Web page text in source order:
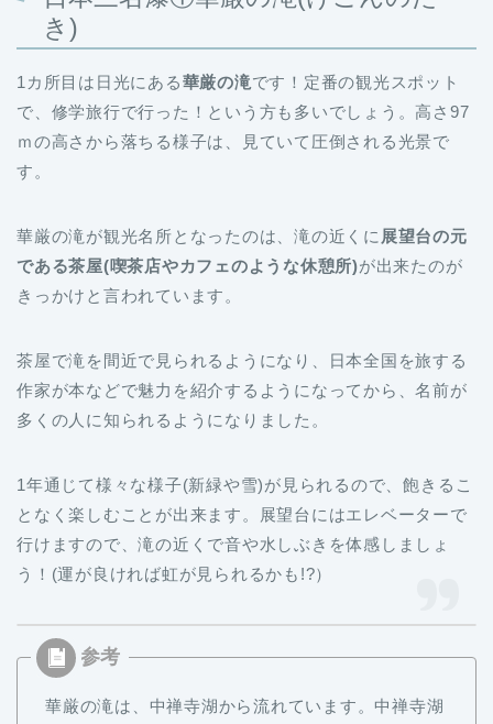
き)
1カ所目は日光にある華厳の滝です！定番の観光スポット
で、修学旅行で行った！という方も多いでしょう。高さ97
ｍの高さから落ちる様子は、見ていて圧倒される光景で
す。
華厳の滝が観光名所となったのは、滝の近くに 展望台の元
である茶屋(喫茶店やカフェのような休憩所)が出来たのが
きっかけと言われています。
茶屋で滝を間近で見られるようになり、日本全国を旅する
作家が本などで魅力を紹介するようになってから、名前が
多くの人に知られるようになりました。
1年通じて様々な様子(新緑や雪)が見られるので、飽きるこ
となく楽しむことが出来ます。展望台にはエレベーターで
行けますので、滝の近くで音や水しぶきを体感しましょ
う！(運が良ければ虹が見られるかも!?）
華厳の滝は、中禅寺湖から流れています。中禅寺湖